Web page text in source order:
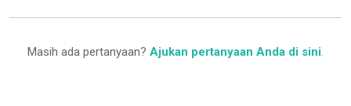
Masih ada pertanyaan? Ajukan pertanyaan Anda di sini.